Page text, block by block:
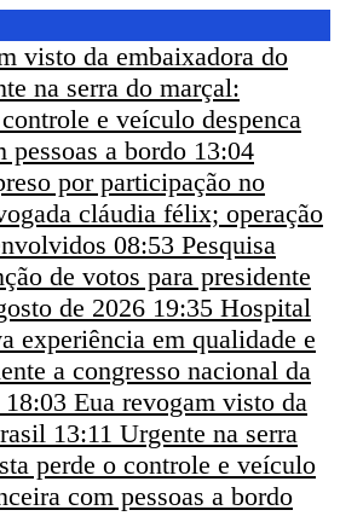
visto da embaixadora do
na serra do marçal:
e veículo despenca
pessoas a bordo 13:04
por participação no
cláudia félix; operação
08:53 Pesquisa
de votos para presidente
de 2026 19:35 Hospital
experiência em qualidade e
a congresso nacional da
18:03 Eua revogam visto da
13:11 Urgente na serra
perde o controle e veículo
com pessoas a bordo